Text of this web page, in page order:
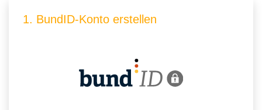
1. BundID-Konto erstellen